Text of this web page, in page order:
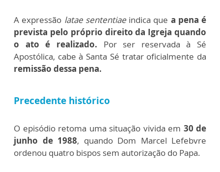
A expressão latae sententiaeindica que a pena é
prevista pelo próprio direito da Igreja quando
o ato é realizado. Por ser reservada à Sé
Apostólica, cabe à Santa Sé tratar oficialmente da
remissão dessa pena.
Precedente histórico
O episódio retoma uma situação vivida em 30 de
junho de 1988, quando Dom Marcel Lefebvre
ordenou quatro bispos sem autorização do Papa.